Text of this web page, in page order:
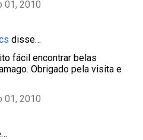
01, 2010
disse…
fácil encontrar belas
Obrigado pela visita e
01, 2010